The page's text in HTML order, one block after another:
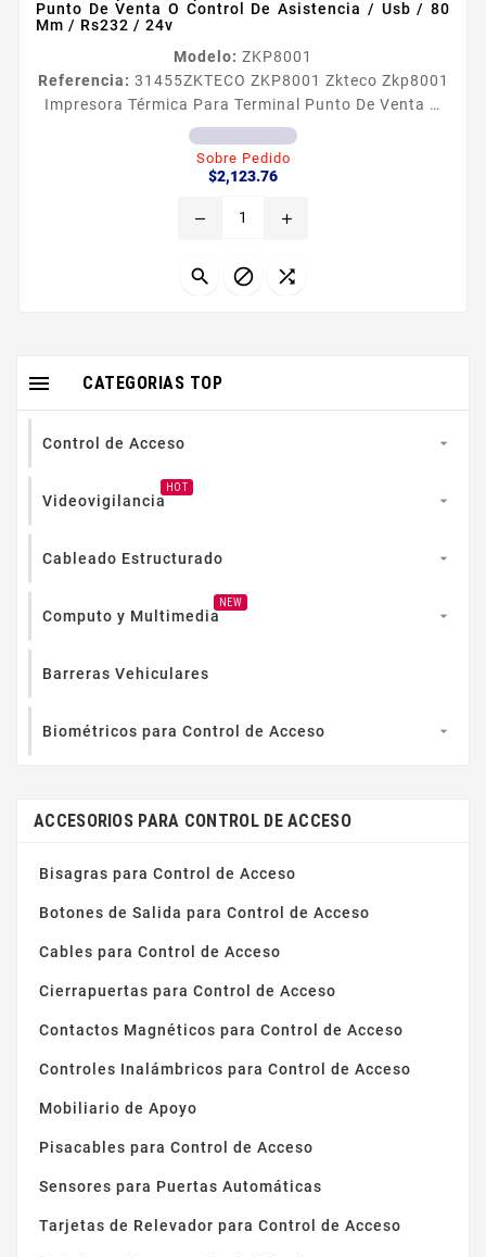
Punto De Venta O Control De Asistencia / Usb / 80
Mm / Rs232 / 24v
Modelo: ZKP8001
Referencia: 31455ZKTECO ZKP8001 Zkteco Zkp8001
Impresora Térmica Para Terminal Punto De Venta O
Control De Asistencia / Usb / 80 Mm / Rs232 / 24v
Información General La impresora térmica ZKP8001
es un dispositivo para impresión de recibos de alto
calidad de impresión alta velocidad de impresión y
sistemas POS...
Sobre Pedido
$2,123.76Precio
remove add
  
CATEGORIAS TOP

Control de Acceso 
Videovigilancia
HOT

Cableado Estructurado 
Computo y Multimedia
NEW

Barreras Vehiculares
Biométricos para Control de Acceso 
ACCESORIOS PARA CONTROL DE ACCESO
Bisagras para Control de Acceso
Botones de Salida para Control de Acceso
Cables para Control de Acceso
Cierrapuertas para Control de Acceso
Contactos Magnéticos para Control de Acceso
Controles Inalámbricos para Control de Acceso
Mobiliario de Apoyo
Pisacables para Control de Acceso
Sensores para Puertas Automáticas
Tarjetas de Relevador para Control de Acceso